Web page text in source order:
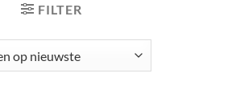
FILTER